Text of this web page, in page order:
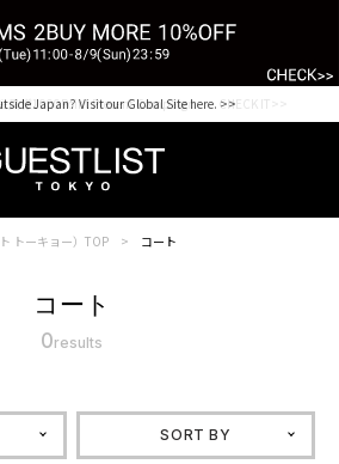
Japan? Visit our Global Site here. >>
会員様1000Point Present Campaign CHECK IT>>
トーキョー）TOP コート
コート
0results
SORT BY